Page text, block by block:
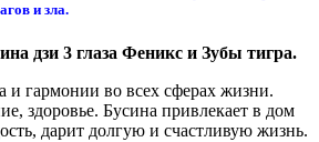
и зла.
дзи 3 глаза Феникс и Зубы тигра.
и гармонии во всех сферах жизни.
здоровье. Бусина привлекает в дом
дарит долгую и счастливую жизнь.